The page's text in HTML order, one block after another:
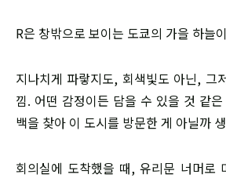
R은 창밖으로 보이는 도쿄의 가을 하늘
지나치게 파랗지도, 회색빛도 아닌, 그
낌. 어떤 감정이든 담을 수 있을 것 같
백을 찾아 이 도시를 방문한 게 아닐까
회의실에 도착했을 때, 유리문 너머로